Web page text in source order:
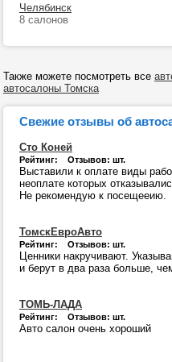
Челябинск
8 салонов
Также можете посмотреть все
автосалоны Томска
Свежие отзывы об
Сто Коней
Рейтинг: Отзывов: шт.
Выставили к оплате виды
неоплате которых
Не рекомендую к посещееию.
ТомскЕвроАвто
Рейтинг: Отзывов: шт.
Ценники накручивают.
и берут в два раза больше,
ТОМЬ-ЛАДА
Рейтинг: Отзывов: шт.
Авто салон очень хороший